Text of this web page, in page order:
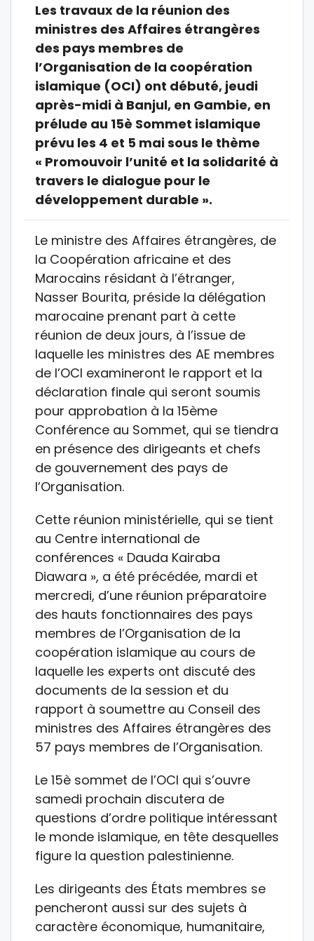
Les travaux de la réunion des
ministres des Affaires étrangères
des pays membres de
l’Organisation de la coopération
islamique (OCI) ont débuté, jeudi
après-midi à Banjul, en Gambie, en
prélude au 15è Sommet islamique
prévu les 4 et 5 mai sous le thème
« Promouvoir l’unité et la solidarité à
travers le dialogue pour le
développement durable ».
Le ministre des Affaires étrangères, de
la Coopération africaine et des
Marocains résidant à l’étranger,
Nasser Bourita, préside la délégation
marocaine prenant part à cette
réunion de deux jours, à l’issue de
laquelle les ministres des AE membres
de l’OCI examineront le rapport et la
déclaration finale qui seront soumis
pour approbation à la 15ème
Conférence au Sommet, qui se tiendra
en présence des dirigeants et chefs
de gouvernement des pays de
l’Organisation.
Cette réunion ministérielle, qui se tient
au Centre international de
conférences « Dauda Kairaba
Diawara », a été précédée, mardi et
mercredi, d’une réunion préparatoire
des hauts fonctionnaires des pays
membres de l’Organisation de la
coopération islamique au cours de
laquelle les experts ont discuté des
documents de la session et du
rapport à soumettre au Conseil des
ministres des Affaires étrangères des
57 pays membres de l’Organisation.
Le 15è sommet de l’OCI qui s’ouvre
samedi prochain discutera de
questions d’ordre politique intéressant
le monde islamique, en tête desquelles
figure la question palestinienne.
Les dirigeants des États membres se
pencheront aussi sur des sujets à
caractère économique, humanitaire,